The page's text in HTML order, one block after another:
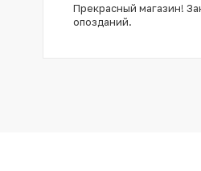
Прекрасный магазин!
опозданий.